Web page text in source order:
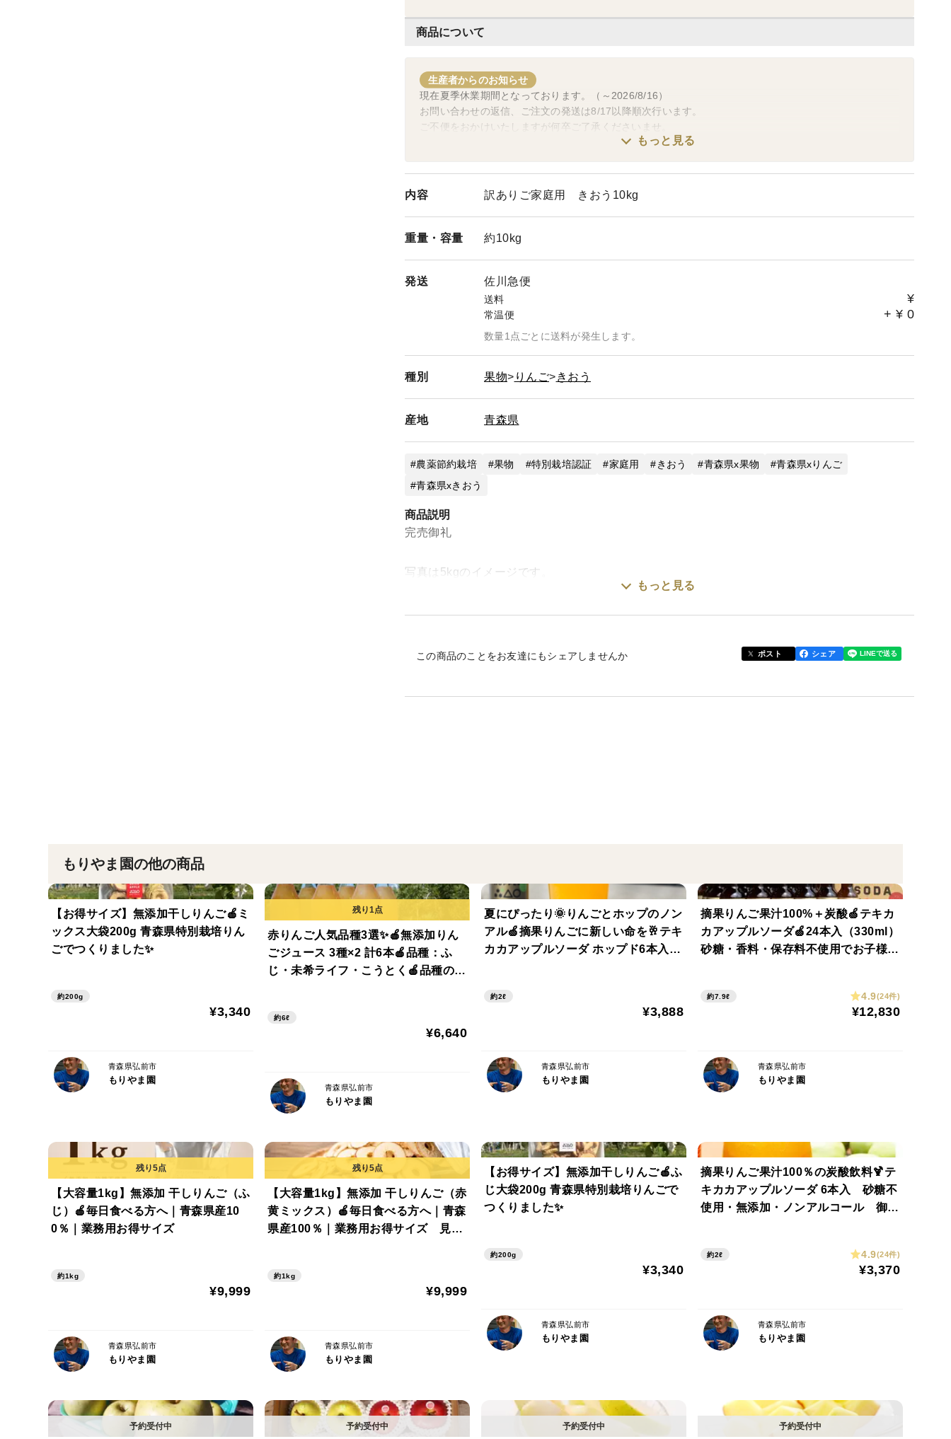
商品について
生産者からのお知らせ
現在夏季休業期間となっております。（～2026/8/16）
お問い合わせの返信、ご注文の発送は8/17以降順次行います。
ご不便をおかけいたしますが何卒ご了承くださいませ。
もっと見る
内容 訳ありご家庭用 きおう10kg
重量・ 容量 約10kg
発送 佐川急便
送料 ¥
常温便 + ¥ 0
数量1点ごとに送料が発生します。
種別 果物 りんご きおう
産地 青森県
農薬節約栽培 果物 特別栽培認証 家庭用 きおう 青森県x果物
青森県xりんご
青森県xきおう
商品説明
完売御礼
写真は5kgのイメージです。
黄色りんごですが、甘さだけでなくきちんと酸味もあり、フルーティーな香りが特徴です。
10kg（28～50個）
※梱包資材（箱）を含めたおおよその重量です。
＜特別栽培認証＞
もりやま園で栽培しているりんごは全て青森県から特別栽培農産物の認証を受けています。
節減対象農薬を規定の5割以下、化学肥料は使わずに栽培しているので、皮ごとがぶりとお召し上
皮には食物繊維やビタミンC、プロシアニジンなど、果肉よりたくさんの健康成分が含まれてい
＜葉とらずとは＞
は、葉っぱを取らないで栽培した方が、葉っぱが光合成をおこない、りんごの実にたくさんの養
分を送るので、見た目は色むらが出て真っ赤なりんごでなくても、栄養や食味の面では、葉っぱ
を取って栽培したりんごよりも勝ることが分かってきました。もりやま園では見た目よりも味重
視で栽培しています。
届きましたらすぐに状態を確認し、冷蔵庫で保存してください。
学校給食やオーガニックスーパー、自然食品店などに出荷しています。
もっと見る
この商品のことをお友達にもシェアしませんか ポスト シェア
ドル ライチ」 2023年10月 BS11「京都画報」『京料理の進化形 －新・予約の取れない
NIKKEIプラス1なんでもランキング「サンドイッチに合う国産シードル」第1位 テキカ
カシードル 2022年9月 エル・ジャポン9月号にテキカカアップルソーダ掲載 2022年6月
NGT48の「ふわり愛」に出演 2022年3月 経済産業省が選ぶDXセレクション2022審査員
特別賞受賞 2021年5月 雑誌「美的」でテキカカシードル掲載 2021年3月 ダイヤモンド
年1月(2022年5月再放送）BSフジ 「名曲！旅の詞 ～日本全国 歌碑めぐり～」氷川き
ロスジャーナリスト 井出留美さん著「捨てられる食べものたち」で紹介 2020年3月 NH
農林水産大臣賞受賞 2019年8月 テキカカシードルがジャパン・シードル・アワード2019
もりやま園の他の商品
【お得サイズ】無添加干しりんご🍎ミ
ックス大袋200g 青森県特別栽培りん
ごでつくりました✨
約200g
¥3,340
青森県弘前市
もりやま園
赤りんご人気品種3選✨🍎無添加りん
ごジュース 3種×2 計6本🍎品種：ふ
じ・未希ライフ・こうとく🍎品種の違
約6ℓ
¥6,640
青森県弘前市
もりやま園
夏にぴったり🌞りんごとホップのノン
アル🍏摘果りんごに新しい命を🥂テキ
カカアップルソーダ ホップド6本入🥂
🎁【夏ギフト】
約2ℓ
¥3,888
青森県弘前市
もりやま園
摘果りんご果汁100%＋炭酸🍏テキカ
カアップルソーダ🍏24本入（330ml）
砂糖・香料・保存料不使用でお子様に
リンク
約7.9ℓ 4.9(24件)
¥12,830
青森県弘前市
もりやま園
【大容量1kg】無添加 干しりんご（ふ
じ）🍎毎日食べる方へ｜青森県産10
0％｜業務用お得サイズ
約1kg
¥9,999
青森県弘前市
もりやま園
【大容量1kg】無添加 干しりんご（赤
黄ミックス）🍎毎日食べる方へ｜青森
県産100％｜業務用お得サイズ 見た
約1kg
¥9,999
青森県弘前市
もりやま園
【お得サイズ】無添加干しりんご🍎ふ
じ大袋200g 青森県特別栽培りんごで
つくりました✨
約200g
¥3,340
青森県弘前市
もりやま園
摘果りんご果汁100％の炭酸飲料🍹テ
キカカアップルソーダ 6本入 砂糖不
使用・無添加・ノンアルコール 御中
約2ℓ 4.9(24件)
¥3,370
青森県弘前市
もりやま園